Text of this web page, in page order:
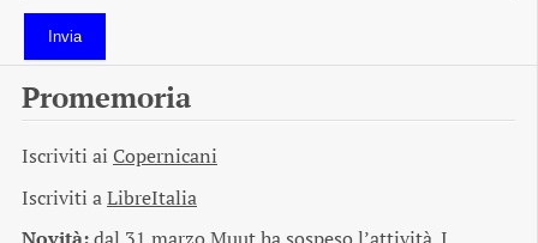
Invia
Promemoria
Iscriviti ai Copernicani
Iscriviti aLibreItalia